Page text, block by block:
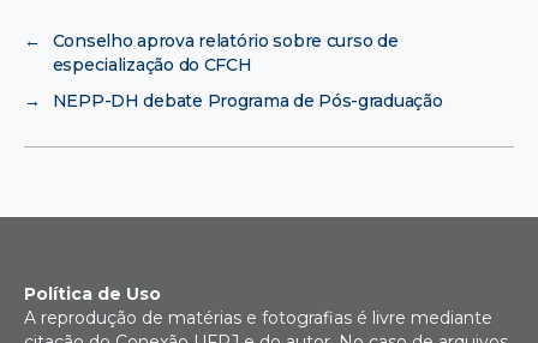
←
Conselho aprova relatório sobre curso de
especialização do CFCH
→
NEPP-DH debate Programa de Pós-graduação
Política de Uso
A reprodução de matérias e fotografias é livre mediante